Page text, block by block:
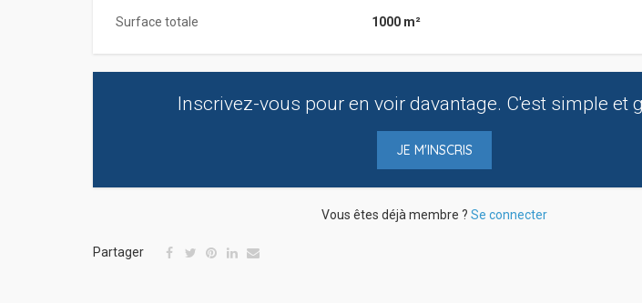
Surface totale 1000 m²
Inscrivez-vous pour en voir davantage. C'est simple et
JE M'INSCRIS
Vous êtes déjà membre ? Se connecter
Partager